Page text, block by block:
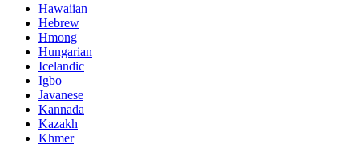
Hawaiian
Hebrew
Hmong
Hungarian
Icelandic
Igbo
Javanese
Kannada
Kazakh
Khmer